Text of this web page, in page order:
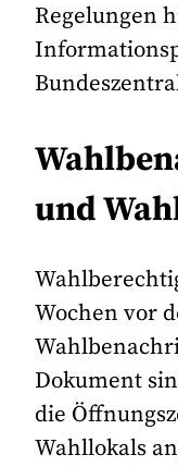
Regelungen
und
Wochen vor
Dokument
die
Wahllokals